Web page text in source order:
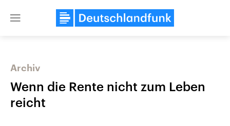
Close
Archiv
Wenn die Rente nicht zum Leben
reicht